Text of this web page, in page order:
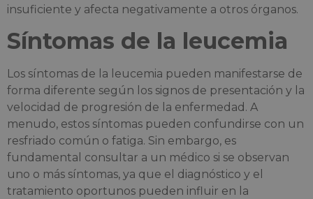
insuficiente y afecta negativamente a otros órganos.
Síntomas de la leucemia
Los síntomas de la leucemia pueden manifestarse de
forma diferente según los signos de presentación y la
velocidad de progresión de la enfermedad. A
menudo, estos síntomas pueden confundirse con un
resfriado común o fatiga. Sin embargo, es
fundamental consultar a un médico si se observan
uno o más síntomas, ya que el diagnóstico y el
tratamiento oportunos pueden influir en la